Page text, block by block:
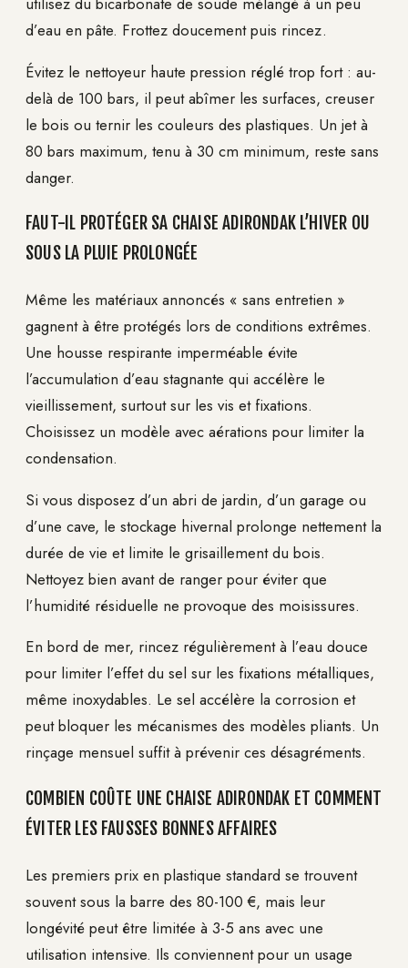
d’eau en pâte. Frottez doucement puis rincez.
Évitez le nettoyeur haute pression réglé trop fort : au-
delà de 100 bars, il peut abîmer les surfaces, creuser
le bois ou ternir les couleurs des plastiques. Un jet à
80 bars maximum, tenu à 30 cm minimum, reste sans
danger.
FAUT-IL PROTÉGER SA CHAISE ADIRONDAK L’HIVER OU
SOUS LA PLUIE PROLONGÉE
Même les matériaux annoncés « sans entretien »
gagnent à être protégés lors de conditions extrêmes.
Une housse respirante imperméable évite
l’accumulation d’eau stagnante qui accélère le
vieillissement, surtout sur les vis et fixations.
Choisissez un modèle avec aérations pour limiter la
condensation.
Si vous disposez d’un abri de jardin, d’un garage ou
d’une cave, le stockage hivernal prolonge nettement la
durée de vie et limite le grisaillement du bois.
Nettoyez bien avant de ranger pour éviter que
l’humidité résiduelle ne provoque des moisissures.
En bord de mer, rincez régulièrement à l’eau douce
pour limiter l’effet du sel sur les fixations métalliques,
même inoxydables. Le sel accélère la corrosion et
peut bloquer les mécanismes des modèles pliants. Un
rinçage mensuel suffit à prévenir ces désagréments.
COMBIEN COÛTE UNE CHAISE ADIRONDAK ET COMMENT
ÉVITER LES FAUSSES BONNES AFFAIRES
Les premiers prix en plastique standard se trouvent
souvent sous la barre des 80-100 €, mais leur
longévité peut être limitée à 3-5 ans avec une
utilisation intensive. Ils conviennent pour un usage